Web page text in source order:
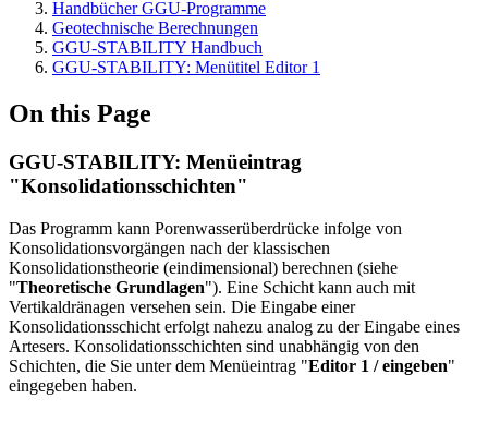
Handbücher GGU-Programme
Geotechnische Berechnungen
GGU-STABILITY Handbuch
GGU-STABILITY: Menütitel Editor 1
On this Page
GGU-STABILITY: Menüeintrag
"Konsolidationsschichten"
​Das Programm kann Porenwasserüberdrücke infolge von
Konsolidationsvorgängen nach der klassischen
Konsolidationstheorie (eindimensional) berechnen (siehe
"Theoretische Grundlagen"). Eine Schicht kann auch mit
Vertikaldränagen versehen sein. Die Eingabe einer
Konsolidationsschicht erfolgt nahezu analog zu der Eingabe eines
Artesers. Konsolidationsschichten sind unabhängig von den
Schichten, die Sie unter dem Menüeintrag "Editor 1 / eingeben"
eingegeben haben.